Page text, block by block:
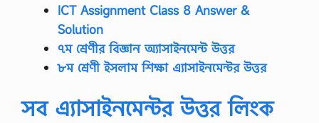
ICT Assignment Class 8 Answer &
Solution
৭ম শ্রেণীর বিজ্ঞান অ্যাসাইনমেন্ট উত্তর
৮ম শ্রেণী ইসলাম শিক্ষা এ্যাসাইনমেন্টর উত্তর
সব এ্যাসাইনমেন্টর উত্তর লিংক